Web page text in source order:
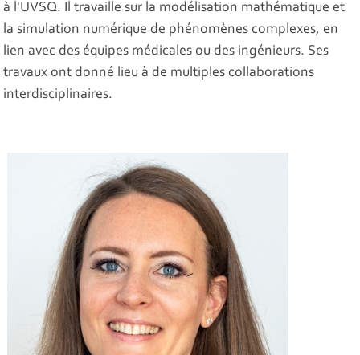
à l'UVSQ. Il travaille sur la modélisation mathématique et
la simulation numérique de phénomènes complexes, en
lien avec des équipes médicales ou des ingénieurs. Ses
travaux ont donné lieu à de multiples collaborations
interdisciplinaires.